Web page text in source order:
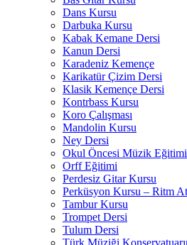
Dans Kursu
Darbuka Kursu
Kabak Kemane Dersi
Kanun Dersi
Karadeniz Kemençe
Karikatür Çizim Dersi
Klasik Kemençe Dersi
Kontrbass Kursu
Koro Çalışması
Mandolin Kursu
Ney Dersi
Okul Öncesi Müzik Eğitimi
Orff Eğitimi
Perdesiz Gitar Kursu
Perküsyon Kursu – Ritm
Tambur Kursu
Trompet Dersi
Tulum Dersi
Türk Müziği